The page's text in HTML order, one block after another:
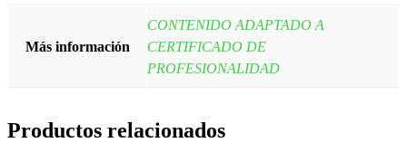
Más información
CONTENIDO ADAPTADO A
CERTIFICADO DE
PROFESIONALIDAD
Productos relacionados